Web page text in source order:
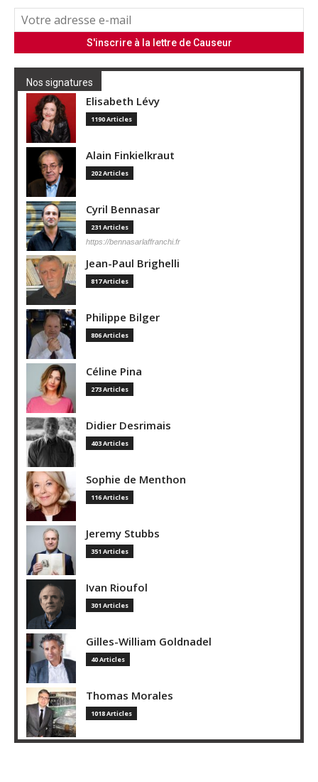
Nos signatures
Elisabeth Lévy
1190 Articles
Alain Finkielkraut
202 Articles
Cyril Bennasar
231 Articles
https://bennasarlaffranchi.fr
Jean-Paul Brighelli
817 Articles
Philippe Bilger
806 Articles
Céline Pina
273 Articles
Didier Desrimais
403 Articles
Sophie de Menthon
116 Articles
Jeremy Stubbs
351 Articles
Ivan Rioufol
301 Articles
Gilles-William Goldnadel
40 Articles
Thomas Morales
1018 Articles